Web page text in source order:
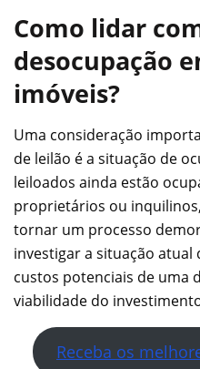
Como lidar
desocupação
imóveis?
Uma consideração
de leilão é a situação de
leiloados ainda estão
proprietários ou
tornar um processo
investigar a situação
custos potenciais de uma
viabilidade do
Receba os